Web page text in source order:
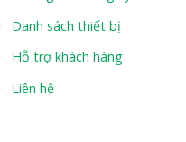
Danh sách thiết bị
Hỗ trợ khách hàng
Liên hệ